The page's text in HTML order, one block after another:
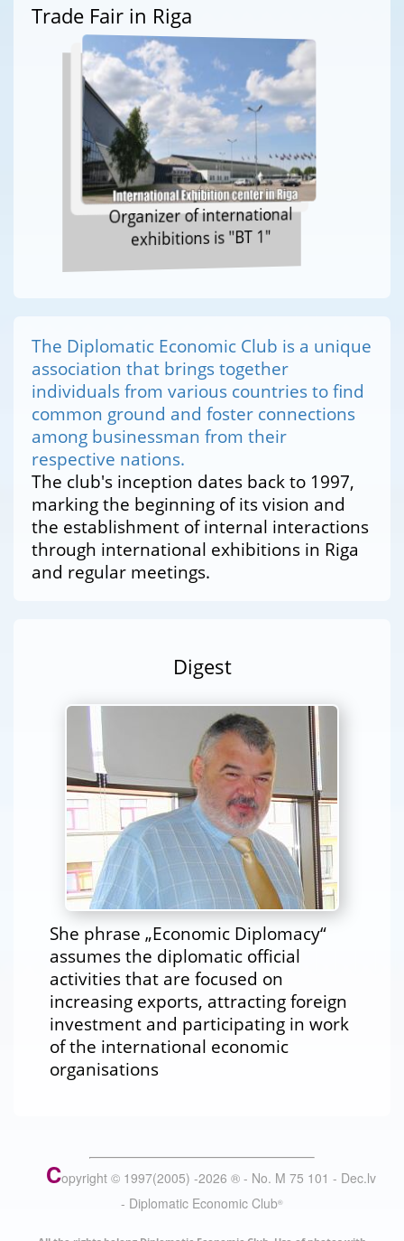
Trade Fair in Riga
Organizer of international
exhibitions is "BT 1"
The Diplomatic Economic Club is a unique
association that brings together
individuals from various countries to find
common ground and foster connections
among businessman from their
respective nations.
The club's inception dates back to 1997,
marking the beginning of its vision and
the establishment of internal interactions
through international exhibitions in Riga
and regular meetings.
Digest
She phrase „Economic Diplomacy“
assumes the diplomatic official
activities that are focused on
increasing exports, attracting foreign
investment and participating in work
of the international economic
organisations
Copyright © 1997(2005) -2026 ® - No. M 75 101 - Dec.lv
- Diplomatic Economic Club®